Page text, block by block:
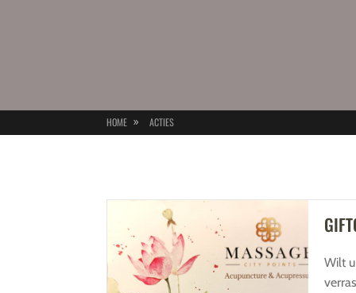
HOME ACTIES
Wilt